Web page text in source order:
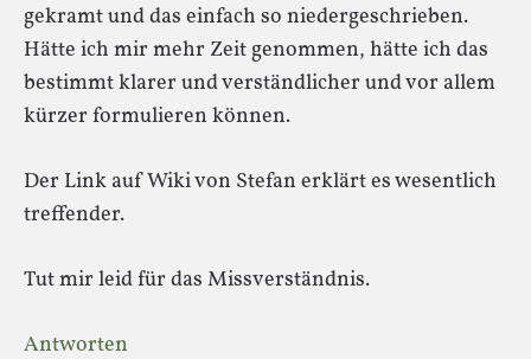
gekramt und das einfach so niedergeschrieben.
Hätte ich mir mehr Zeit genommen, hätte ich das
bestimmt klarer und verständlicher und vor allem
kürzer formulieren können.
Der Link auf Wiki von Stefan erklärt es wesentlich
treffender.
Tut mir leid für das Missverständnis.
Antworten